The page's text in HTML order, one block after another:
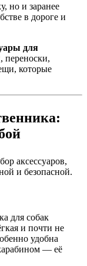
но и заранее
в дороге и
для
переноски,
которые
аксессуаров,
и безопасной.
для собак
и почти не
удобна
— её